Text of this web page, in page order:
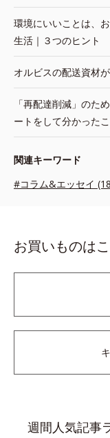
環境にいいことは、
生活｜３つのヒント
オルビスの配送資材
「再配達削減」のた
ートをして分かった
関連キーワード
#コラム&エッセイ
お買いものは
週間人気記事